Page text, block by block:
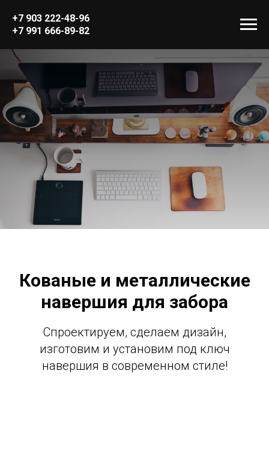
+7 903 222-48-96
+7 991 666-89-82
Кованые и металлические
навершия для забора
Спроектируем, сделаем дизайн,
изготовим и установим под ключ
навершия в современном стиле!